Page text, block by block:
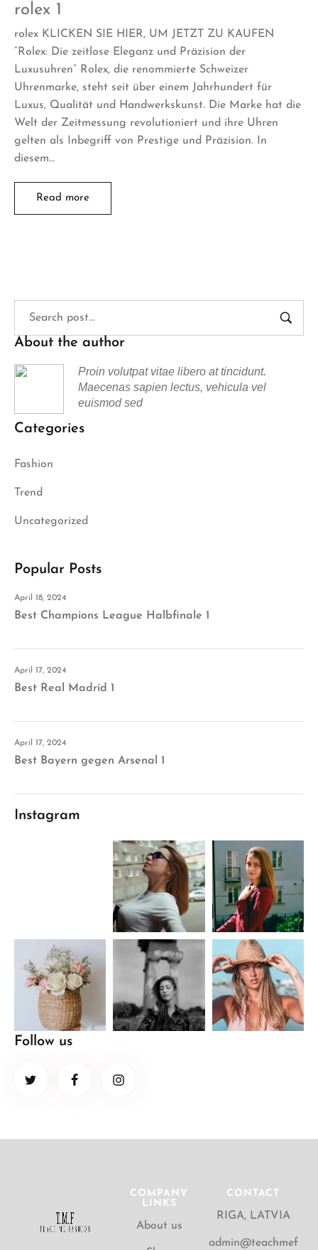
rolex 1
rolex KLICKEN SIE HIER, UM JETZT ZU KAUFEN
“Rolex: Die zeitlose Eleganz und Präzision der
Luxusuhren” Rolex, die renommierte Schweizer
Uhrenmarke, steht seit über einem Jahrhundert für
Luxus, Qualität und Handwerkskunst. Die Marke hat die
Welt der Zeitmessung revolutioniert und ihre Uhren
gelten als Inbegriff von Prestige und Präzision. In
diesem…
Read more
About the author
Proin volutpat vitae libero at tincidunt.
Maecenas sapien lectus, vehicula vel
euismod sed
Categories
Fashion
Trend
Uncategorized
Popular Posts
April 18, 2024
Best Champions League Halbfinale 1
April 17, 2024
Best Real Madrid 1
April 17, 2024
Best Bayern gegen Arsenal 1
Instagram
Follow us
COMPANY
LINKS
About us
CONTACT
RIGA, LATVIA
admin@teachmef